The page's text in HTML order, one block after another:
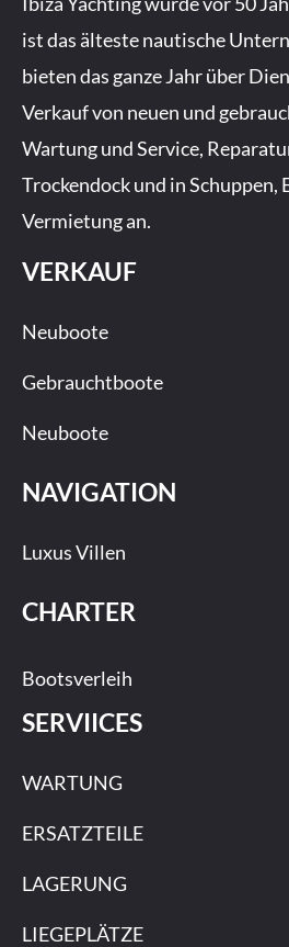
o
o
k
-
r
a
m
b
e
ist das älteste nautische
bieten das ganze Jahr über
Verkauf von neuen und
Wartung und Service,
Trockendock und in Schuppen,
Vermietung an.
VERKAUF
Neuboote
Gebrauchtboote
Neuboote
NAVIGATION
Luxus Villen
CHARTER
Bootsverleih
SERVIICES
WARTUNG
ERSATZTEILE
LAGERUNG
LIEGEPLÄTZE